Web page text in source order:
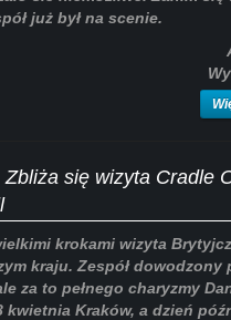
już był na scenie.
Zbliża się wizyta Cradle
krokami wizyta
kraju. Zespół dowodzony
za to pełnego charyzmy
kwietnia Kraków, a dzień